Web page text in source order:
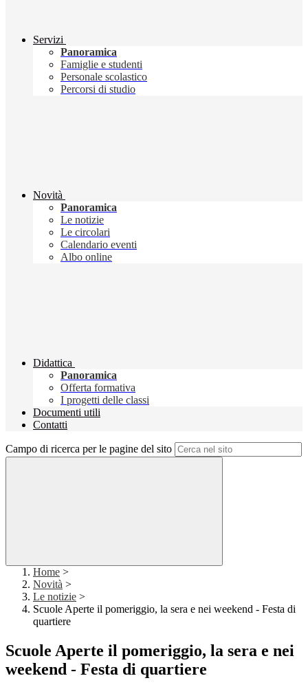
Servizi
Panoramica
Famiglie e studenti
Personale scolastico
Percorsi di studio
Novità
Panoramica
Le notizie
Le circolari
Calendario eventi
Albo online
Didattica
Panoramica
Offerta formativa
I progetti delle classi
Documenti utili
Contatti
Campo di ricerca per le pagine del sito
Home >
Novità >
Le notizie >
Scuole Aperte il pomeriggio, la sera e nei weekend - Festa di
quartiere
Scuole Aperte il pomeriggio, la sera e nei
weekend - Festa di quartiere